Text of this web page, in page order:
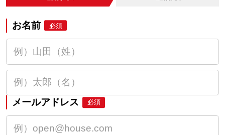
お名前 必須
メールアドレス 必須